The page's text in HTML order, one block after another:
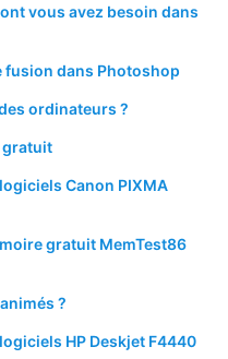
vous avez besoin dans
fusion dans Photoshop
ordinateurs ?
gratuit
Canon PIXMA
gratuit MemTest86
?
HP Deskjet F4440